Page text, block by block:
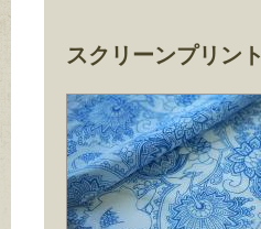
スクリーンプリント